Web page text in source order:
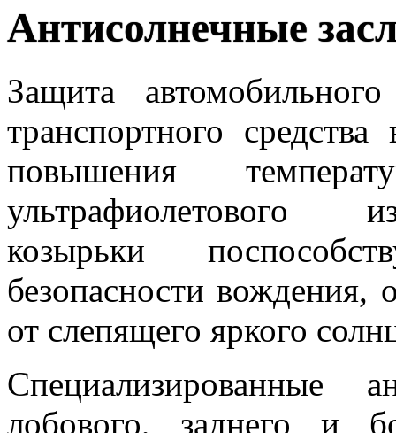
Антисолнечные
Защита
транспортного
повышения
ультрафиолетового
козырьки
безопасности вождения,
от слепящего яркого
Специализированные
лобового, заднего и